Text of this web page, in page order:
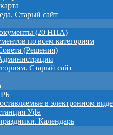
Старый сайт
(20 НПА)
по всем категориям
(Решения)
Старый сайт
в электронном виде
Уфа
Календарь